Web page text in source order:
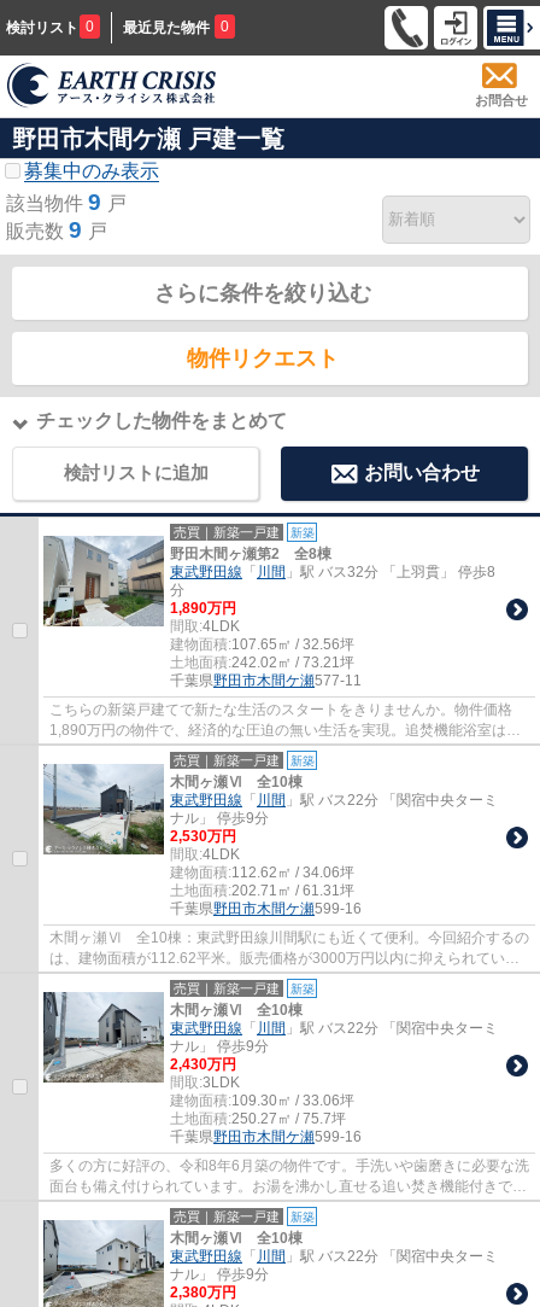
検討リスト 0 最近見た物件 0
お問合せ
野田市木間ケ瀬 戸建一覧
募集中のみ表示
該当物件 9 戸
販売数 9 戸
さらに条件を絞り込む
物件リクエスト
チェックした物件をまとめて
検討リストに追加 お問い合わせ
売買｜新築一戸建 新築
野田木間ヶ瀬第2 全8棟
東武野田線 「 川間 」駅 バス32分 「上羽貫」 停歩8
分
1,890万円
間取:4LDK
建物面積:107.65㎡ / 32.56坪
土地面積:242.02㎡ / 73.21坪
千葉県野田市木間ケ瀬577-11
こちらの新築戸建てで新たな生活のスタートをきりませんか。物件価格
1,890万円の物件で、経済的な圧迫の無い生活を実現。追焚機能浴室は入
浴時間がばらばらなご家族にオススメです。来...
売買｜新築一戸建 新築
木間ヶ瀬Ⅵ 全10棟
東武野田線 「 川間 」駅 バス22分 「関宿中央ターミ
ナル」 停歩9分
2,530万円
間取:4LDK
建物面積:112.62㎡ / 34.06坪
土地面積:202.71㎡ / 61.31坪
千葉県野田市木間ケ瀬599-16
木間ヶ瀬Ⅵ 全10棟：東武野田線川間駅にも近くて便利。今回紹介するの
は、建物面積が112.62平米。販売価格が3000万円以内に抑えられていま
す。来訪者をモニターで確認できるTVインター...
売買｜新築一戸建 新築
木間ヶ瀬Ⅵ 全10棟
東武野田線 「 川間 」駅 バス22分 「関宿中央ターミ
ナル」 停歩9分
2,430万円
間取:3LDK
建物面積:109.30㎡ / 33.06坪
土地面積:250.27㎡ / 75.7坪
千葉県野田市木間ケ瀬599-16
多くの方に好評の、令和8年6月築の物件です。手洗いや歯磨きに必要な洗
面台も備え付けられています。お湯を沸かし直せる追い焚き機能付きで
す。こちらは南向きの物件です。東武野田線...
売買｜新築一戸建 新築
木間ヶ瀬Ⅵ 全10棟
東武野田線 「 川間 」駅 バス22分 「関宿中央ターミ
ナル」 停歩9分
2,380万円